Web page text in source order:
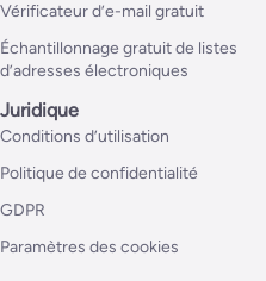
Vérificateur d’e-mail gratuit
Échantillonnage gratuit de listes
d’adresses électroniques
Juridique
Conditions d’utilisation
Politique de confidentialité
GDPR
Paramètres des cookies